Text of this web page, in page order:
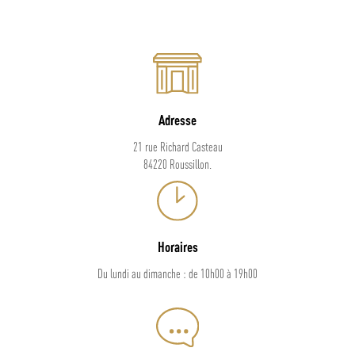
Adresse
21 rue Richard Casteau
84220 Roussillon.
Horaires
Du lundi au dimanche : de 10h00 à 19h00